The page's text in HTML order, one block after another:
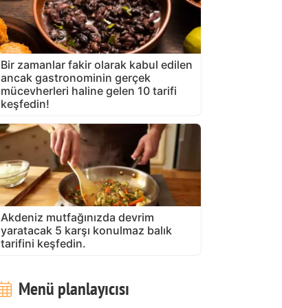
Bir zamanlar fakir olarak kabul edilen
ancak gastronominin gerçek
mücevherleri haline gelen 10 tarifi
keşfedin!
Akdeniz mutfağınızda devrim
yaratacak 5 karşı konulmaz balık
tarifini keşfedin.
Menü planlayıcısı